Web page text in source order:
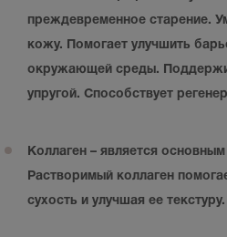
преждевременное старение.
кожу. Помогает улучшить
окружающей среды.
упругой. Способствует
Коллаген – является
Растворимый коллаген
сухость и улучшая ее текстуру.